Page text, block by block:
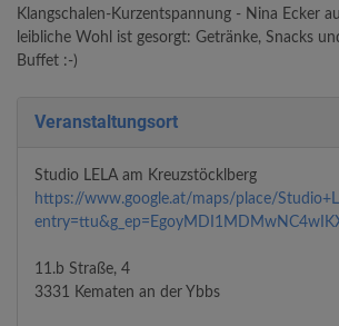
Klangschalen-Kurzentspannung - Nina Ecker
leibliche Wohl ist gesorgt: Getränke, Snacks
Buffet :-)
Veranstaltungsort
Studio LELA am Kreuzstöcklberg
https://www.google.at/maps/place/
11.b Straße, 4
3331 Kematen an der Ybbs